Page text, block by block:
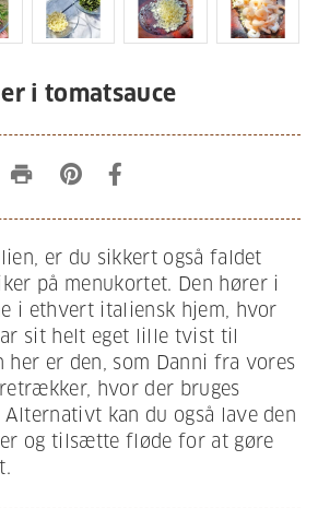
i tomatsauce
print
er du sikkert også faldet
på menukortet. Den hører i
i ethvert italiensk hjem, hvor
sit helt eget lille tvist til
her er den, som Danni fra vores
hvor der bruges
Alternativt kan du også lave den
og tilsætte fløde for at gøre